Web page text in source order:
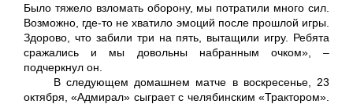
Было тяжело взломать оборону, мы потратили много сил.
Возможно, где-то не хватило эмоций после прошлой игры.
Здорово, что забили три на пять, вытащили игру. Ребята
сражались и мы довольны набранным очком», –
подчеркнул он.
В следующем домашнем матче в воскресенье, 23
октября, «Адмирал» сыграет с челябинским «Трактором».